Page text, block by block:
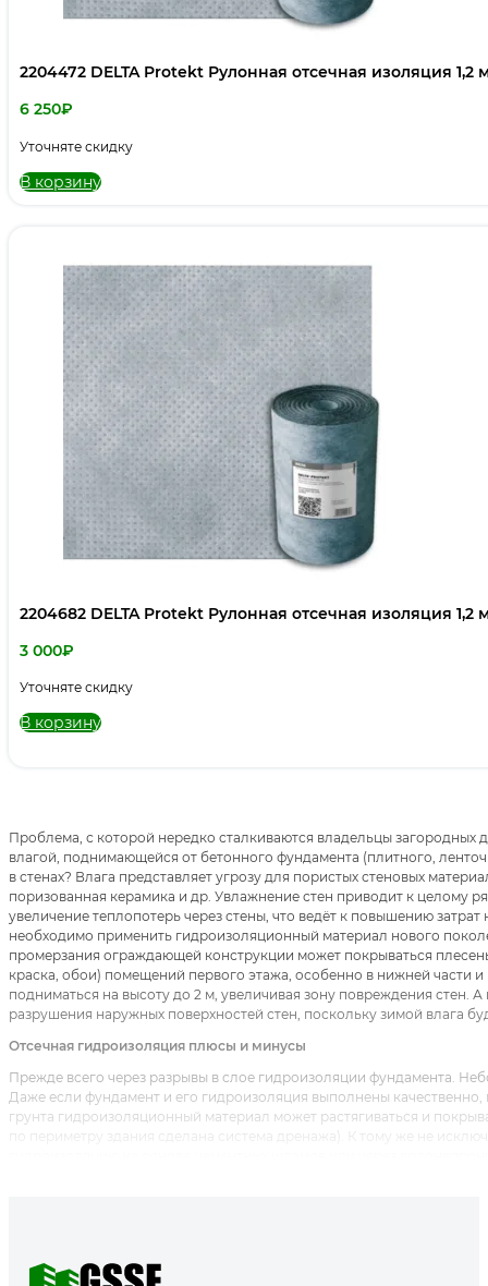
2204472 DELTA Protekt Рулонная отсечная изоляция 1,2
6 250₽
Уточняте скидку
В корзину
2204682 DELTA Protekt Рулонная отсечная изоляция
3 000₽
Уточняте скидку
В корзину
Проблема, с которой нередко сталкиваются владельцы
влагой, поднимающейся от бетонного фундамента (плитного,
в стенах? Влага представляет угрозу для пористых стеновых
поризованная керамика и др. Увлажнение стен приводит к целому
увеличение теплопотерь через стены, что ведёт к повышению
необходимо применить гидроизоляционный материал нового
промерзания ограждающей конструкции может покрываться
краска, обои) помещений первого этажа, особенно в нижней части
подниматься на высоту до 2 м, увеличивая зону повреждения стен.
разрушения наружных поверхностей стен, поскольку зимой влага
Отсечная гидроизоляция плюсы и минусы
Прежде всего через разрывы в слое гидроизоляции фундамента.
Даже если фундамент и его гидроизоляция выполнены качественно,
грунта гидроизоляционный материал может растягиваться и
по периметру здания сделана система дренажа). К тому же не
отрицательных температурах). Отметим, что фрагменты отсечной